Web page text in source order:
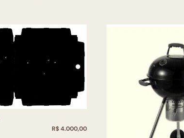
R$ 4.000,00